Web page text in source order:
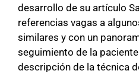
desarrollo de su artículo
referencias vagas a
similares y con un
seguimiento de la
descripción de la técnica